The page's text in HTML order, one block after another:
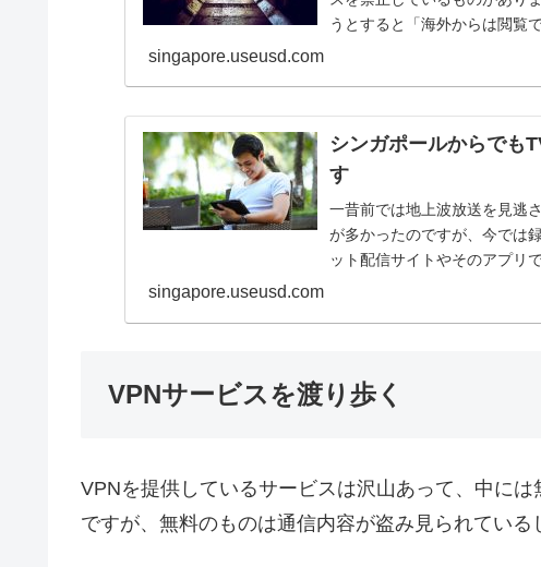
うとすると「海外からは閲覧
singapore.useusd.com
シンガポールからでも
す
一昔前では地上波放送を見逃
が多かったのですが、今では
ット配信サイトやそのアプリ
singapore.useusd.com
VPNサービスを渡り歩く
VPNを提供しているサービスは沢山あって、中に
ですが、無料のものは通信内容が盗み見られている